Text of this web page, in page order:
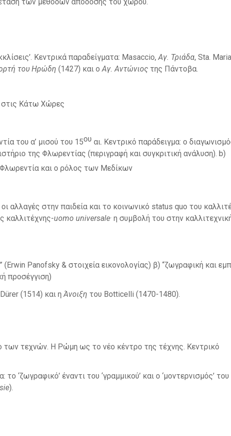
Κεντρικά παραδείγματα: Masaccio,Αγ. Τριάδα, Sta. Maria
του Ηρώδη (1427) και οΑγ. Αντώνιος της Πάντοβα.
στις Κάτω Χώρες
του α’ μισού του 15ου αι. Κεντρικό παράδειγμα: ο
της Φλωρεντίας (περιγραφή και συγκριτική ανάλυση). b)
Φλωρεντία και ο ρόλος των Μεδίκων
αλλαγές στην παιδεία και το κοινωνικό status quo του
καλλιτέχνης-uomo universale· η συμβολή του στην
Panofsky & στοιχεία εικονολογίας) β) “ζωγραφική και
προσέγγιση)
(1514) και ηΆνοιξη του Botticelli (1470-1480).
των τεχνών. Η Ρώμη ως το νέο κέντρο της τέχνης. Κεντρικό
‘ζωγραφικό’ έναντι του ‘γραμμικού’ και ο ‘μοντερνισμός’ του
).